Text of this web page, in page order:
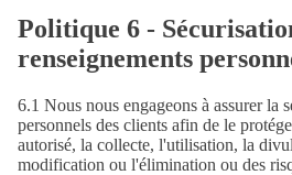
Politique 6 -
renseignements
6.1 Nous nous engageons à assurer la
personnels des clients afin de le
autorisé, la collecte, l'utilisation, la
modification ou l'élimination ou des